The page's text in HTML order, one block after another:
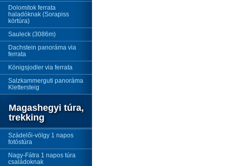
Dolomitok ferrata
haladóknak (Sorapiss
körtúra)
Sauleck (3086m)
Dachstein panoráma via
ferrata
Königsjodler via ferrata
Salzkammerguti panoráma
Klettersteig
Magashegyi túra,
trekking
Szádelői-völgy 1 napos
fotóstúra
Nagy-Fátra 1 napos túra
családoknak